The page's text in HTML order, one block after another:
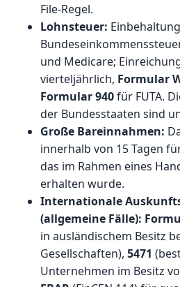
File-Regel.
Lohnsteuer:
und Medicare;
vierteljährlich, Formular
Formular 940für FUTA.
der Bundesstaaten sind
Große Bareinnahmen:
innerhalb von 15 Tagen
das im Rahmen eines
erhalten wurde.
Internationale
(allgemeine Fälle):
in ausländischem Besitz
Gesellschaften), 5471
Unternehmen im Besitz